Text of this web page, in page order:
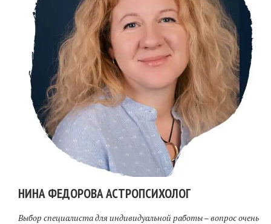
НИНА ФЕДОРОВА АСТРОПСИХОЛОГ
Выбор специалиста для индивидуальной работы – вопрос очень